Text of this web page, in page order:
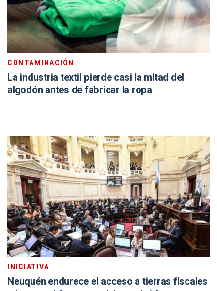
CONTAMINACIÓN
La industria textil pierde casi la mitad del
algodón antes de fabricar la ropa
INICIATIVA
Neuquén endurece el acceso a tierras fiscales